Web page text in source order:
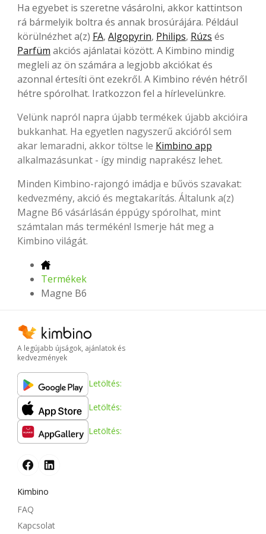
Ha egyebet is szeretne vásárolni, akkor kattintson
rá bármelyik boltra és annak brosúrájára. Például
körülnézhet a(z) FA, Algopyrin, Philips, Rúzs és
Parfüm akciós ajánlatai között. A Kimbino mindig
megleli az ön számára a legjobb akciókat és
azonnal értesíti önt ezekről. A Kimbino révén hétről
hétre spórolhat. Iratkozzon fel a hírlevelünkre.
Velünk napról napra újabb termékek újabb akcióira
bukkanhat. Ha egyetlen nagyszerű akcióról sem
akar lemaradni, akkor töltse le Kimbino app
alkalmazásunkat - így mindig naprakész lehet.
Minden Kimbino-rajongó imádja e bűvös szavakat:
kedvezmény, akció és megtakarítás. Általunk a(z)
Magne B6 vásárlásán éppúgy spórolhat, mint
számtalan más termékén! Ismerje hát meg a
Kimbino világát.
Termékek
Magne B6
A legújabb újságok, ajánlatok és
kedvezmények
Letöltés:
Letöltés:
Letöltés:
Kimbino
FAQ
Kapcsolat